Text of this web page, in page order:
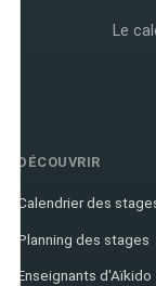
Le
DÉCOUVRIR
Calendrier des
Planning des stages
Enseignants d'Aïkido